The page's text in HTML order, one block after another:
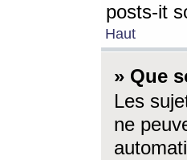
posts-it
Haut
» Que
Les
ne